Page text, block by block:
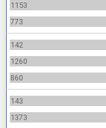
1153
773
142
1260
860
143
1373